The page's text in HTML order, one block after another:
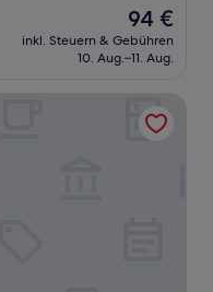
Der
Preis
beträgt
94 €
inkl. Steuern & Gebühren
10. Aug.–11. Aug.